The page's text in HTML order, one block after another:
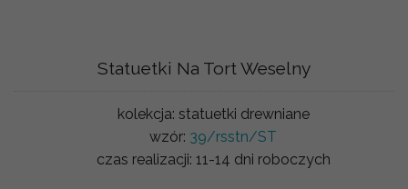
Statuetki Na Tort Weselny
kolekcja: statuetki drewniane
wzór: 39/rsstn/ST
czas realizacji: 11-14 dni roboczych